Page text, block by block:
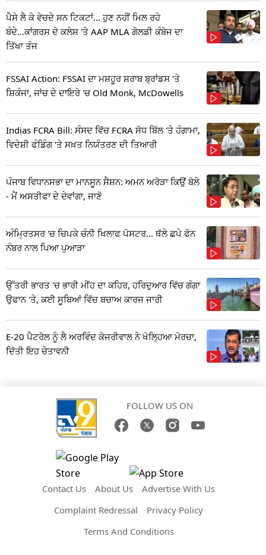
ਪੈਸੇ ਲੈ ਕੇ ਵੇਚਦੇ ਸਨ ਟਿਕਟਾਂ... ਹੁਣ ਨਹੀਂ ਮਿਲ ਰਹੇ
ਬੰਦੇ...ਕਾਂਗਰਸ ਦੇ ਕਲੇਸ਼ 'ਤੇ AAP MLA ਗੋਲਡੀ ਕੰਬੋਜ ਦਾ
ਤਿੱਖਾ ਤੰਜ
FSSAI Action: FSSAI ਦਾ ਮਸ਼ਹੂਰ ਸ਼ਰਾਬ ਬ੍ਰਾਂਡਸ 'ਤੇ
ਸ਼ਿਕੰਜਾ, ਜਾਂਚ ਦੇ ਦਾਇਰੇ 'ਚ Old Monk, McDowells
Indias FCRA Bill: ਸੰਸਦ ਵਿੱਚ FCRA ਸੋਧ ਬਿੱਲ 'ਤੇ ਹੰਗਾਮਾ,
ਵਿਦੇਸ਼ੀ ਫੰਡਿੰਗ 'ਤੇ ਸਖ਼ਤ ਨਿਯੰਤਰਣ ਦੀ ਤਿਆਰੀ
ਪੰਜਾਬ ਵਿਧਾਨਸਭਾ ਦਾ ਮਾਨਸੂਨ ਸੈਸ਼ਨ: ਅਮਨ ਅਰੋੜਾ ਕਿਉਂ ਬੋਲੇ
- ਮੈਂ ਅਸਤੀਫਾ ਦੇ ਦੇਵਾਂਗਾ, ਜਾਣੋ
ਅੰਮ੍ਰਿਤਸਰ 'ਚ ਚਿਪਕੇ ਚੰਨੀ ਖਿਲਾਫ ਪੋਸਟਰ... ਥੱਲੇ ਛਪੇ ਫੋਨ
ਨੰਬਰ ਨਾਲ ਪਿਆ ਪੁਆੜਾ
ਉੱਤਰੀ ਭਾਰਤ 'ਚ ਭਾਰੀ ਮੀਂਹ ਦਾ ਕਹਿਰ, ਹਰਿਦੁਆਰ ਵਿੱਚ ਗੰਗਾ
ਉਫਾਨ 'ਤੇ, ਕਈ ਸੂਬਿਆਂ ਵਿੱਚ ਬਚਾਅ ਕਾਰਜ ਜਾਰੀ
E-20 ਪੈਟਰੋਲ ਨੂੰ ਲੈ ਅਰਵਿੰਦ ਕੇਜਰੀਵਾਲ ਨੇ ਖੋਲ੍ਹਿਆ ਮੋਰਚਾ,
ਦਿੱਤੀ ਇਹ ਚੇਤਾਵਨੀ
FOLLOW US ON
Contact Us About Us
Advertise With Us
Complaint Redressal
Privacy Policy
Terms And Conditions